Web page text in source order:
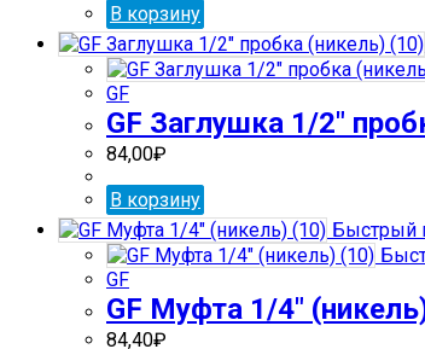
В корзину
GF
GF Заглушка 1/2″
84,00₽
В корзину
Быстрый
GF
GF Муфта 1/4″
84,40₽